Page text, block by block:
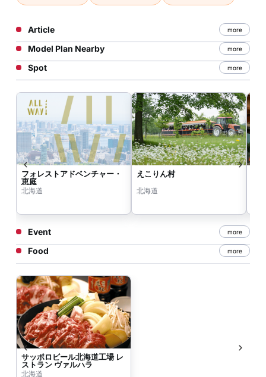
Article more
Model Plan Nearby more
Spot more
フォレストアドベンチャー・
恵庭
北海道
えこりん村
北海道
Event more
Food more
サッポロビール北海道工場 レ
ストラン ヴァルハラ
北海道